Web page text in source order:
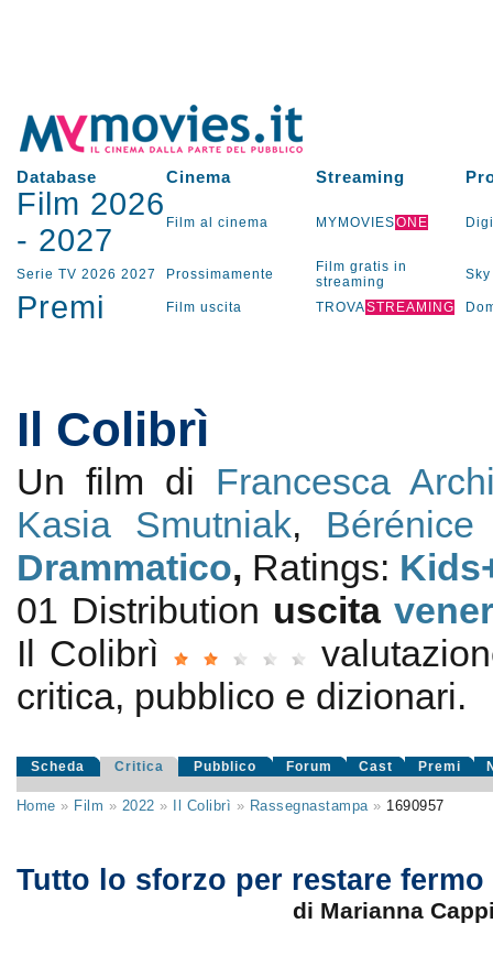
Database Cinema Streaming
Film 2026
- 2027 Film al cinema MYMOVIESONE
Serie TV 2026 2027 Prossimamente
Film gratis in
streaming
Sky
Premi Film uscita TROVASTREAMING
Il Colibrì
Un film di Francesca
Kasia Smutniak,
Drammatico, Ratings:
01 Distribution uscita
Il Colibrì
critica, pubblico e dizionari.
Scheda Critica Pubblico Forum Cast Premi
Home » Film » 2022 » Il Colibrì » Rassegnastampa» 1690957
Tutto lo sforzo per restare fermo
di Marianna